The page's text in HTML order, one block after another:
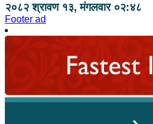
२०८२ श्रावण १३, मंगलवार ०२:४८
Footer ad